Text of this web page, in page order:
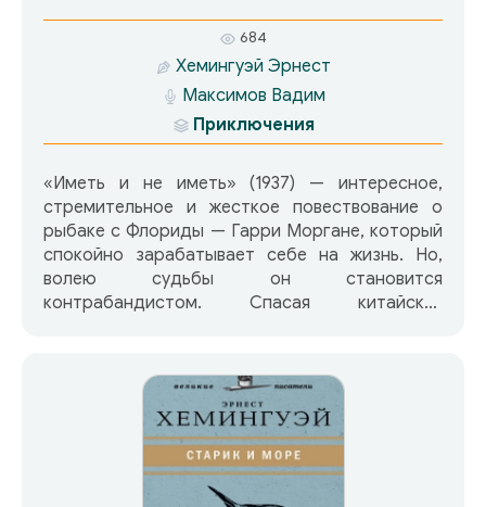
684
Хемингуэй Эрнест
Максимов Вадим
Приключения
«Иметь и не иметь» (1937) — интересное,
стремительное и жесткое повествование о
рыбаке c Флориды — Гарри Моргане, который
спокойно зарабатывает себе на жизнь. Но,
волею судьбы он становится
контрабандистом. Спасая китайских
грузом виски – лишается руки и лодки. Но нет
такого закона, чтобы человек голодал, и Гарри
снова берется перевезти нелегалов.
Пассажирами оказываются кубинцы,
ограбившие банк. Господи, думает Гарри,
чтобы помочь людям, они грабят и при этом